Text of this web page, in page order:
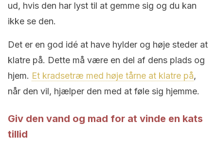
ud, hvis den har lyst til at gemme sig og du kan
ikke se den.
Det er en god idé at have hylder og høje steder at
klatre på. Dette må være en del af dens plads og
hjem. Et kradsetræ med høje tårne ​​at klatre på,
når den vil, hjælper den med at føle sig hjemme.
Giv den vand og mad for at vinde en kats
tillid